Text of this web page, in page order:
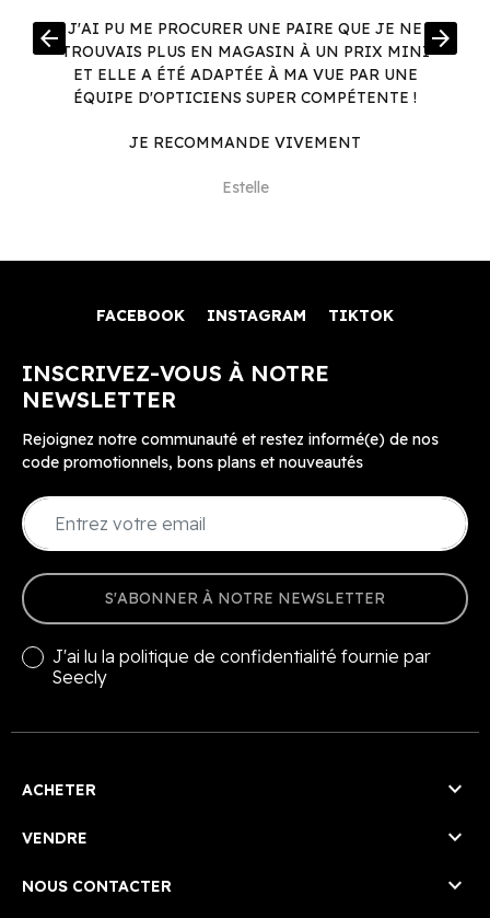
J'AI PU ME PROCURER UNE PAIRE QUE JE NE
TROUVAIS PLUS EN MAGASIN À UN PRIX MINI
ET ELLE A ÉTÉ ADAPTÉE À MA VUE PAR UNE
ÉQUIPE D'OPTICIENS SUPER COMPÉTENTE !
JE RECOMMANDE VIVEMENT
Estelle
arrow_back arrow_forward
FACEBOOK INSTAGRAM TIKTOK
INSCRIVEZ-VOUS À NOTRE
NEWSLETTER
Rejoignez notre communauté et restez informé(e) de nos
code promotionnels, bons plans et nouveautés
S'ABONNER À NOTRE NEWSLETTER
J'ai lu la politique de confidentialité fournie par
Seecly
ACHETER 
VENDRE 
NOUS CONTACTER 